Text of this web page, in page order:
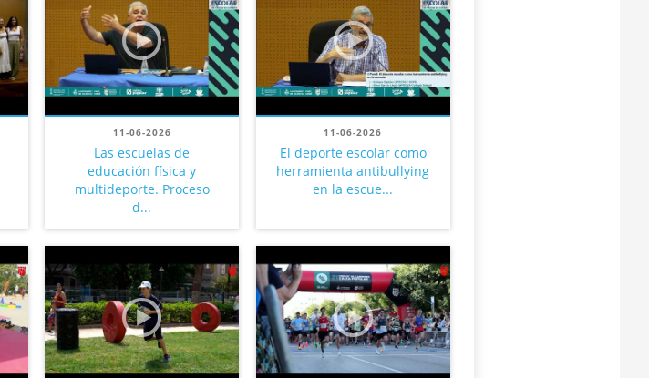
11-06-2026
Las escuelas de
educación física y
multideporte. Proceso
d...
11-06-2026
El deporte escolar como
herramienta antibullying
en la escue...